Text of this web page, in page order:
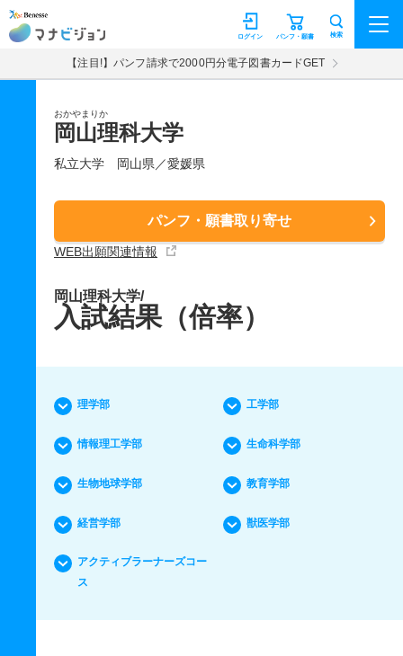
マナビジョン パンフ・願書
ログイン 検索
【注目!】パンフ請求で2000円分電子図書カードGET
おかやまりか
岡山理科大学
私立大学 岡山県／愛媛県
パンフ・願書取り寄せ
WEB出願関連情報
岡山理科大学/
入試結果（倍率）
理学部 工学部
情報理工学部 生命科学部
生物地球学部 教育学部
経営学部 獣医学部
アクティブラーナーズコー
ス